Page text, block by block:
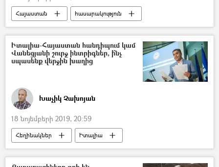
Հայաստան
հասարակություն
Կարեն Դեմիրճյանի անվան մարզահամերգային համալիր
ամառ
սահադաշտ
Կարեն Ղազարյան
Իտալիա-Հայաստան հանդիպում կամ
Վանեցյանի շուրջ ինտրիգներ, ի՞նչ
սպասենք վերջին խաղից
Խաչիկ Չախոյան
18 նոյեմբերի 2019, 20:59
Հեղինակներ Իտալիա